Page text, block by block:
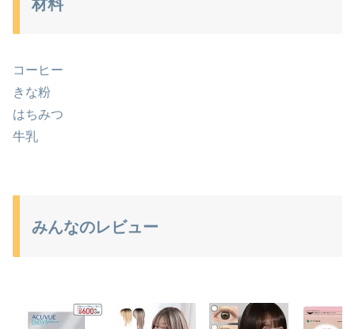
材料
コーヒー
きな粉
はちみつ
牛乳
みんなのレビュー